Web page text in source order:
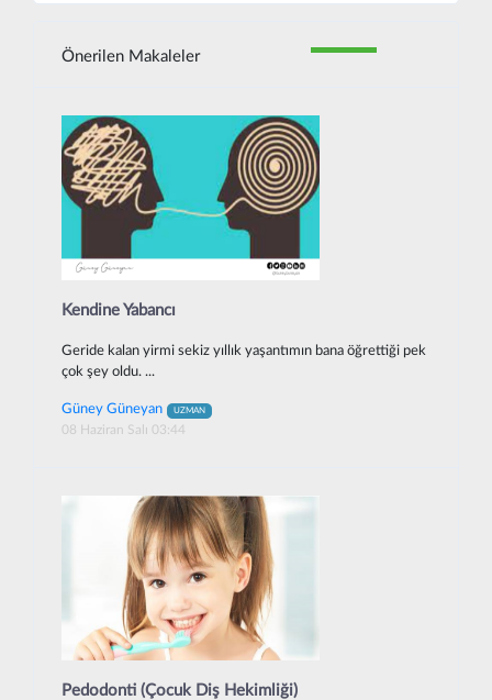
Önerilen Makaleler
Kendine Yabancı
Geride kalan yirmi sekiz yıllık yaşantımın bana öğrettiği pek
çok şey oldu. ...
Güney Güneyan UZMAN
08 Haziran Salı 03:44
Pedodonti (Çocuk Diş Hekimliği)